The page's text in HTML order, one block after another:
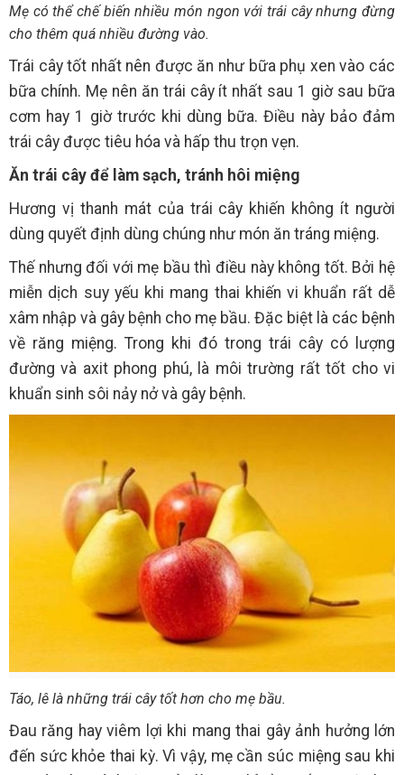
Mẹ có thể chế biến nhiều món ngon với trái cây nhưng đừng
cho thêm quá nhiều đường vào.
Trái cây tốt nhất nên được ăn như bữa phụ xen vào các
bữa chính. Mẹ nên ăn trái cây ít nhất sau 1 giờ sau bữa
cơm hay 1 giờ trước khi dùng bữa. Điều này bảo đảm
trái cây được tiêu hóa và hấp thu trọn vẹn.
Ăn trái cây để làm sạch, tránh hôi miệng
Hương vị thanh mát của trái cây khiến không ít người
dùng quyết định dùng chúng như món ăn tráng miệng.
Thế nhưng đối với mẹ bầu thì điều này không tốt. Bởi hệ
miễn dịch suy yếu khi mang thai khiến vi khuẩn rất dễ
xâm nhập và gây bệnh cho mẹ bầu. Đặc biệt là các bệnh
về răng miệng. Trong khi đó trong trái cây có lượng
đường và axit phong phú, là môi trường rất tốt cho vi
khuẩn sinh sôi nảy nở và gây bệnh.
Táo, lê là những trái cây tốt hơn cho mẹ bầu.
Đau răng hay viêm lợi khi mang thai gây ảnh hưởng lớn
đến sức khỏe thai kỳ. Vì vậy, mẹ cần súc miệng sau khi